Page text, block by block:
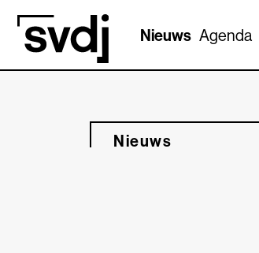
Naar hoofdinhoud
Nieuws Agenda
Nieuws